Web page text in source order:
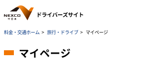
料金・交通ホーム > 旅行・ドライブ > マイページ
マイページ